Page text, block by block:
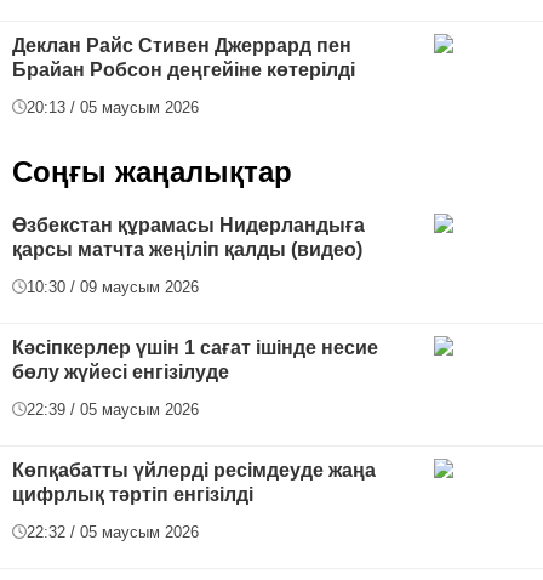
Деклан Райс Стивен Джеррард пен
Брайан Робсон деңгейіне көтерілді
20:13 / 05 маусым 2026
Соңғы жаңалықтар
Өзбекстан құрамасы Нидерландыға
қарсы матчта жеңіліп қалды (видео)
10:30 / 09 маусым 2026
Кәсіпкерлер үшін 1 сағат ішінде несие
бөлу жүйесі енгізілуде
22:39 / 05 маусым 2026
Көпқабатты үйлерді ресімдеуде жаңа
цифрлық тәртіп енгізілді
22:32 / 05 маусым 2026